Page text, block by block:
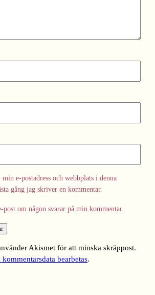
e-postadress och webbplats i denna
gång jag skriver en kommentar.
om någon svarar på min kommentar.
Akismet för att minska skräppost.
bearbetas.